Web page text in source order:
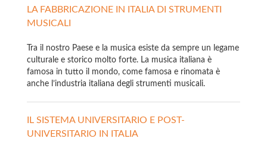
LA FABBRICAZIONE IN ITALIA DI STRUMENTI
MUSICALI
Tra il nostro Paese e la musica esiste da sempre un legame
culturale e storico molto forte. La musica italiana è
famosa in tutto il mondo, come famosa e rinomata è
anche l’industria italiana degli strumenti musicali.
IL SISTEMA UNIVERSITARIO E POST-
UNIVERSITARIO IN ITALIA